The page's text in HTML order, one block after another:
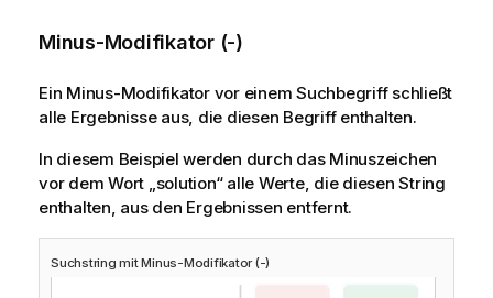
Minus-Modifikator (-)
Ein Minus-Modifikator vor einem Suchbegriff schließt
alle Ergebnisse aus, die diesen Begriff enthalten.
In diesem Beispiel werden durch das Minuszeichen
vor dem Wort „solution“ alle Werte, die diesen String
enthalten, aus den Ergebnissen entfernt.
Suchstring mit Minus-Modifikator (-)